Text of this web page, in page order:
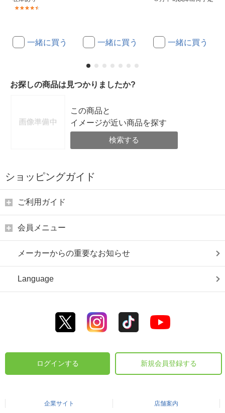
一緒に買う 一緒に買う 一緒に買う
お探しの商品は見つかりましたか?
この商品と
イメージが近い商品を探す
検索する
ショッピングガイド
ご利用ガイド
会員メニュー
メーカーからの重要なお知らせ
Language
ログインする 新規会員登録する
企業サイト 店舗案内